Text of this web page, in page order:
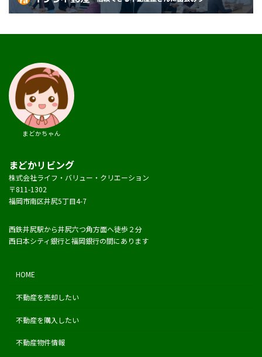
まどかちゃん
まどかリビング
株式会社ライフ・バリュー・クリエーション
〒811-1302
福岡市南区井尻5丁目4-7
西鉄井尻駅から井尻六つ角方面へ徒歩２分
西日本シティ銀行と福岡銀行の間にあります
HOME
不動産を売却したい
不動産を購入したい
不動産物件情報